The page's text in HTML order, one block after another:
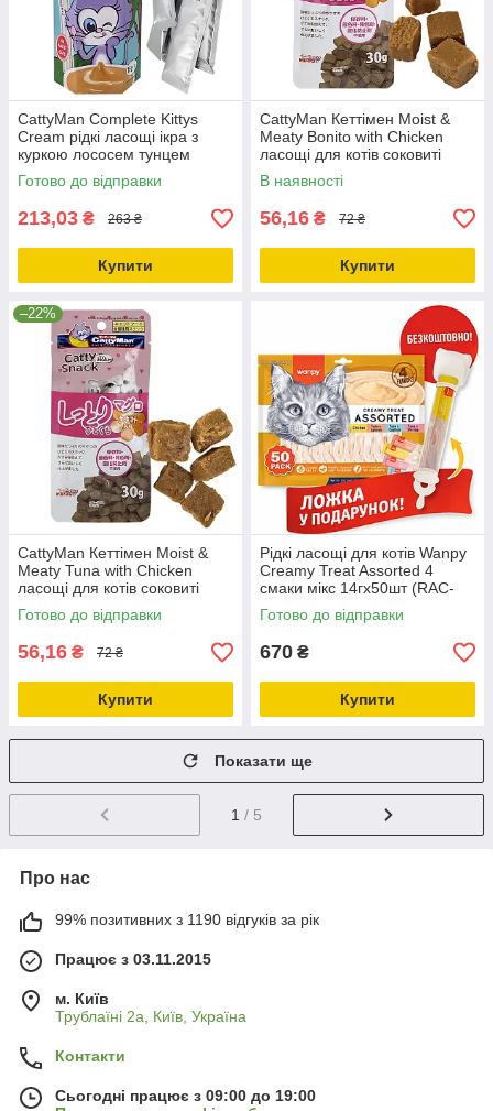
CattyMan Complete Kittys
Cream рідкі ласощі ікра з
куркою лососем тунцем
яловичиною качкою для котів
Z1645
Готово до відправки
213,03 ₴ 263 ₴
Купити
CattyMan Кеттімен Moist &
Meaty Bonito with Chicken
ласощі для котів соковиті
кубики макрель курка 30г
(82165)
В наявності
56,16 ₴ 72 ₴
Купити
–22%
CattyMan Кеттімен Moist &
Meaty Tuna with Chicken
ласощі для котів соковиті
кубики тунець курка 30г
(82166)
Готово до відправки
56,16 ₴ 72 ₴
Купити
Рідкі ласощі для котів Wanpy
Creamy Treat Assorted 4
смаки мікс 14гх50шт (RAC-
MIX)
Готово до відправки
670 ₴
Купити
Показати ще
1 / 5
Про нас
99% позитивних з 1190 відгуків за рік
Працює з 03.11.2015
м. Київ
Трублаїні 2а, Київ, Україна
Контакти
Сьогодні працює з 09:00 до 19:00